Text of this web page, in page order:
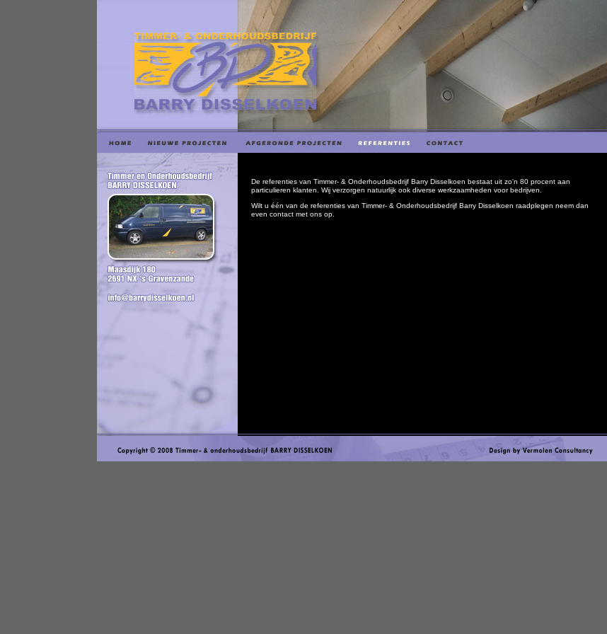
De referenties van Timmer- & Onderhoudsbedrijf Barry Disselkoen bestaat uit zo'n 80 procent aan
particulieren klanten. Wij verzorgen natuurlijk ook diverse werkzaamheden voor bedrijven.
Wilt u één van de referenties van Timmer- & Onderhoudsbedrijf Barry Disselkoen raadplegen neem dan
even contact met ons op.